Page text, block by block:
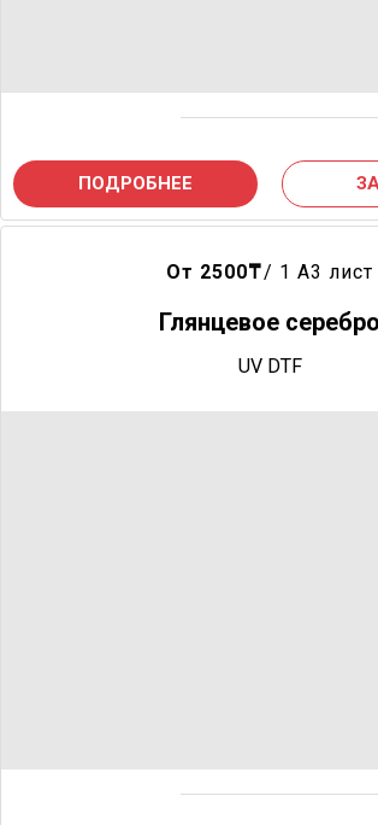
ПОДРОБНЕЕ
От 2500₸/ 1 A3 лист
Глянцевое серебро
UV DTF